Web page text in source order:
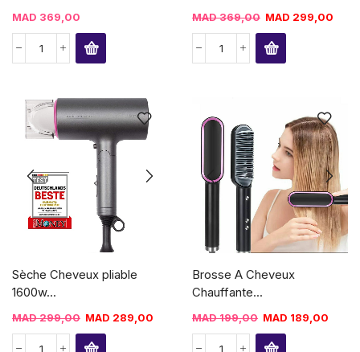
MAD 369,00 MAD369,00 MAD 299,00
Sèche Cheveux pliable
1600w...
MAD299,00 MAD 289,00
Brosse A Cheveux
Chauffante...
MAD199,00 MAD 189,00